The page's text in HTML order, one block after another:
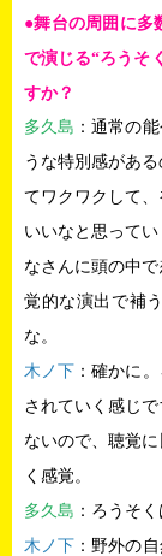
●舞台の周囲に多
で演じる“ろうそ
すか？
多久島 ：通常の
うな特別感があ
てワクワクして
いいなと思って
なさんに頭の中
覚的な演出で補
な。
木ノ下 ：確かに
されていく感じ
ないので、聴覚
く感覚。
多久島 ：ろうそ
木ノ下 ：野外の